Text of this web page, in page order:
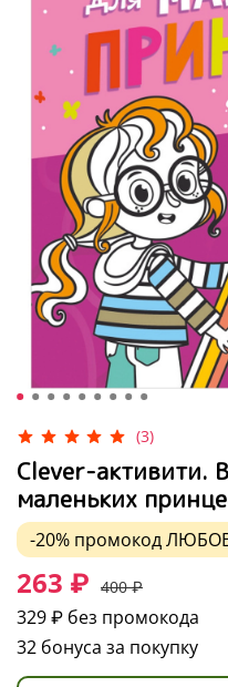
(3)
Clever-активити.
маленьких
-20% промокод
263 ₽ 400 ₽
329 ₽ без промокода
32 бонуса за покупку